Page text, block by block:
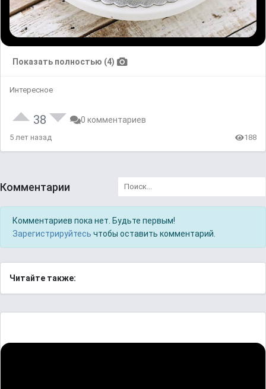
Показать полностью (4)
Интересное
38 0 комментариев
5 лет назад 188
Комментарии
Комментариев пока нет. Будьте первым!
Зарегистрируйтесь чтобы оставить комментарий.
Читайте также: